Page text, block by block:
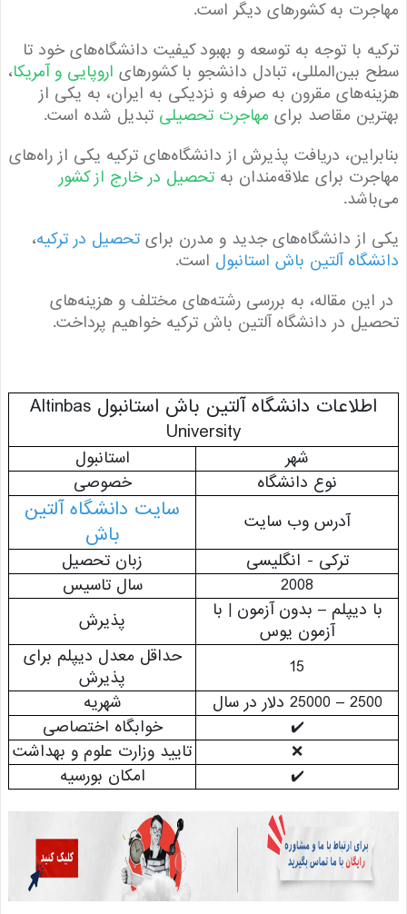
به کشورهای دیگر است.
با توجه به توسعه و بهبود کیفیت دانشگاه‌های خود تا
تبادل دانشجو با کشورهایاروپایی و آمریکا،
مقرون به صرفه و نزدیکی به ایران، به یکی از
مقاصد برایمهاجرت تحصیلیتبدیل شده است.
دریافت پذیرش از دانشگاه‌های ترکیه یکی از راه‌های
برای علاقه‌مندان بهتحصیل در خارج از کشور
از دانشگاه‌های جدید و مدرن برایتحصیل در ترکیه ،
آلتین باش استانبولاست.
مقاله، به بررسی رشته‌های مختلف و هزینه‌های
در دانشگاه آلتین باش ترکیه خواهیم پرداخت.
اطلاعات دانشگاه آلتین باش استانبول Altinbas
University
استانبول
نوع دانشگاه
خصوصی
آدرس وب سایت
سایت دانشگاه آلتین
باش
ترکی - انگلیسی
زبان تحصیل
سال تاسیس
دیپلم – بدون آزمون | با
آزمون یوس
پذیرش
حداقل معدل دیپلم برای
پذیرش
دلار در سال
شهریه
خوابگاه اختصاصی
تایید وزارت علوم و بهداشت
امکان بورسیه